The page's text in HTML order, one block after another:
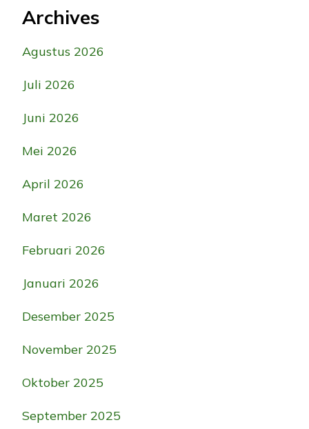
Archives
Agustus 2026
Juli 2026
Juni 2026
Mei 2026
April 2026
Maret 2026
Februari 2026
Januari 2026
Desember 2025
November 2025
Oktober 2025
September 2025